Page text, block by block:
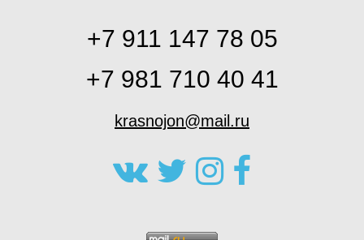
+7 911 147 78 05
+7 981 710 40 41
krasnojon@mail.ru